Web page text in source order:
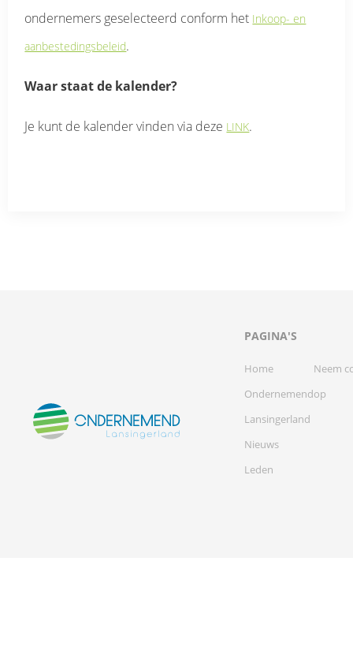
ondernemers geselecteerd conform het Inkoop- en
aanbestedingsbeleid.
Waar staat de kalender?
Je kunt de kalender vinden via deze LINK.
PAGINA'S
Home
Ondernemend
Lansingerland
Nieuws
Leden
Neem
op